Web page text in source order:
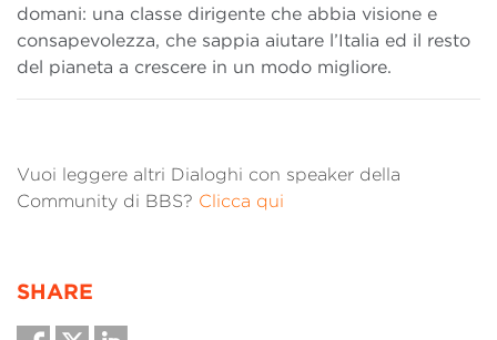
domani: una classe dirigente che abbia visione e
consapevolezza, che sappia aiutare l’Italia ed il resto
del pianeta a crescere in un modo migliore.
Vuoi leggere altri Dialoghi con speaker della
Community di BBS? Clicca qui
SHARE